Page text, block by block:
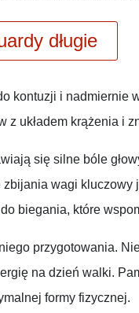
długie
kontuzji i nadmiernie
układem krążenia i
się silne bóle
wagi
biegania, które
przygotowania.
na dzień walki.
formy fizycznej.